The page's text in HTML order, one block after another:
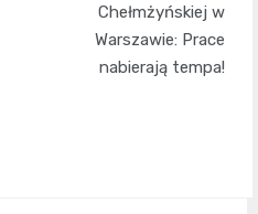
Chełmżyńskiej w
Warszawie: Prace
nabierają tempa!